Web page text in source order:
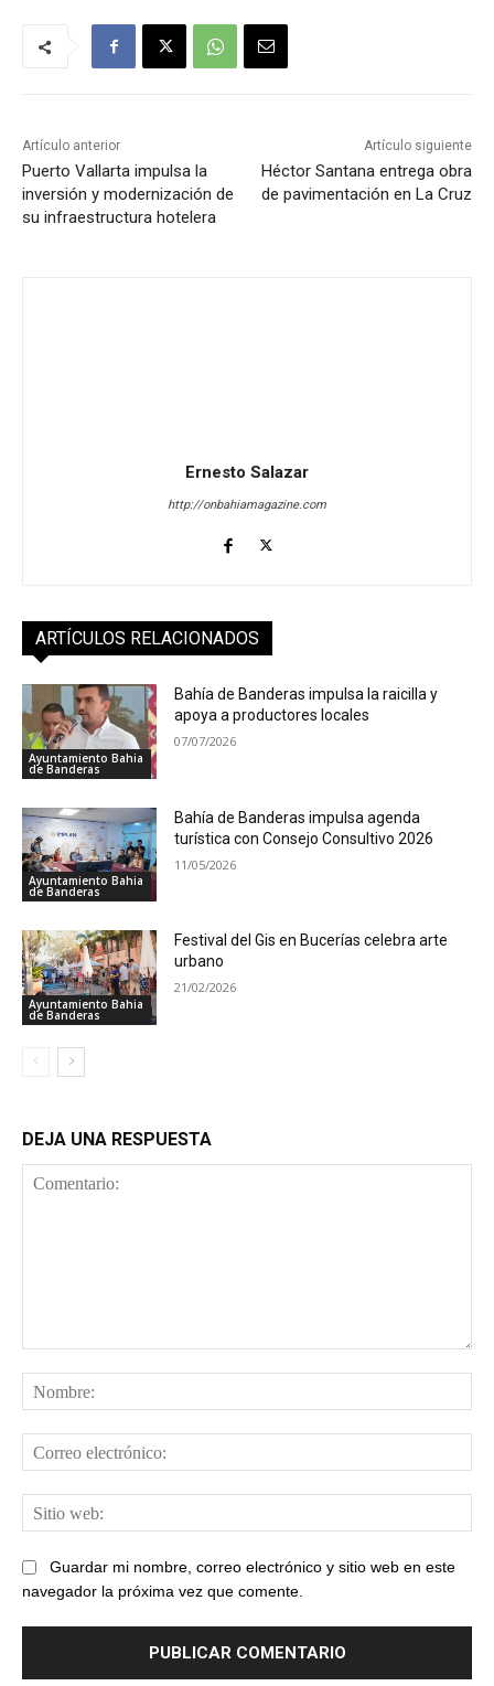
Artículo anterior
Puerto Vallarta impulsa la
inversión y modernización de
su infraestructura hotelera
Artículo siguiente
Héctor Santana entrega obra
de pavimentación en La Cruz
Ernesto Salazar
http://onbahiamagazine.com
ARTÍCULOS RELACIONADOS
Ayuntamiento Bahia
de Banderas
Bahía de Banderas impulsa la raicilla y
apoya a productores locales
07/07/2026
Ayuntamiento Bahia
de Banderas
Bahía de Banderas impulsa agenda
turística con Consejo Consultivo 2026
11/05/2026
Ayuntamiento Bahia
de Banderas
Festival del Gis en Bucerías celebra arte
urbano
21/02/2026
DEJA UNA RESPUESTA
Guardar mi nombre, correo electrónico y sitio web en este
navegador la próxima vez que comente.